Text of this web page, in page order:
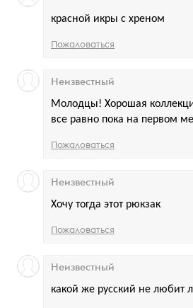
красной икры с хреном
Пожаловаться
Молодцы! Хорошая
все равно пока на первом
Неизвестный
Пожаловаться
Хочу тогда этот рюкзак
Неизвестный
Пожаловаться
какой же русский не любит
Неизвестный